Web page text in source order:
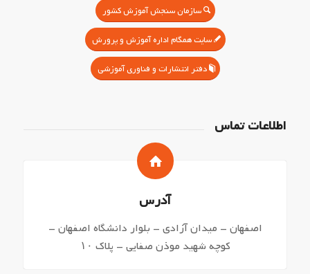
سازمان سنجش آموزش کشور
سایت همگام اداره آموزش و پرورش
دفتر انتشارات و فناوری آموزشی
اطلاعات تماس
آدرس
اصفهان – میدان آزادی – بلوار دانشگاه اصفهان –
کوچه شهید موذن صفایی – پلاک ۱۰